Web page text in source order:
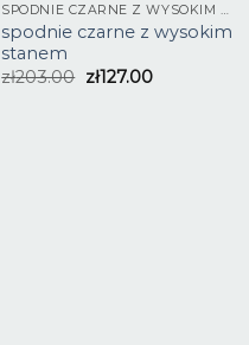
SPODNIE CZARNE Z WYSOKIM STANEM
spodnie czarne z wysokim
stanem
zł203.00 zł127.00